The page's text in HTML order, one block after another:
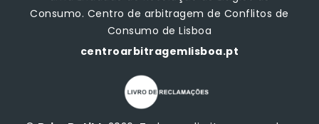
Consumo. Centro de arbitragem de Conflitos de
Consumo de Lisboa
centroarbitragemlisboa.pt